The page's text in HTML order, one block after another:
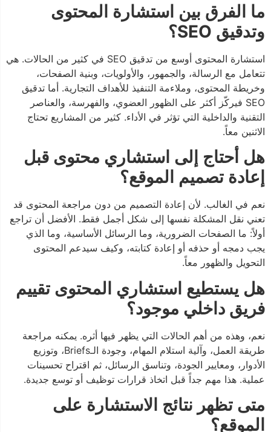
ما الفرق بين استشارة المحتوى
وتدقيق SEO؟
استشارة المحتوى أوسع من تدقيق SEO في كثير من الحالات. هي
تتعامل مع الرسالة، والجمهور، والأولويات، وبنية الصفحات،
وخريطة المحتوى، وملاءمة التنفيذ للأهداف التجارية. أما تدقيق
SEO فيركّز أكثر على الظهور العضوي، والفهرسة، والعناصر
التقنية والداخلية التي تؤثر في الأداء. كثير من المشاريع تحتاج
الاثنين معاً.
هل أحتاج إلى استشاري محتوى قبل
إعادة تصميم الموقع؟
نعم في الغالب. لأن إعادة التصميم من دون مراجعة المحتوى قد
تعني نقل المشكلة نفسها إلى شكل أجمل فقط. الأفضل أن تراجع
أولاً: ما الصفحات الضرورية، وما الرسائل الأساسية، وما الذي
يجب دمجه أو حذفه أو إعادة كتابته، وكيف سيدعم المحتوى
التحويل والظهور معاً.
هل يستطيع استشاري المحتوى تقييم
فريق داخلي موجود؟
نعم، وهذه من أهم الحالات التي يظهر فيها أثره. يمكنه مراجعة
طريقة العمل، وآلية استلام المهام، وجودة الـBriefs، وتوزيع
الأدوار، ومعايير الجودة، وتناسق الرسائل، ثم اقتراح تحسينات
عملية. هذا مهم جداً قبل اتخاذ قرارات توظيف أو توسع جديدة.
متى تظهر نتائج الاستشارة على
الموقع؟